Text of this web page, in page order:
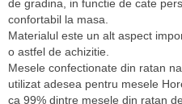
de gradina, in functie de cate
confortabil la masa.
Materialul este un alt aspect
o astfel de achizitie.
Mesele confectionate din ratan
utilizat adesea pentru mesele
ca 99% dintre mesele din ratan